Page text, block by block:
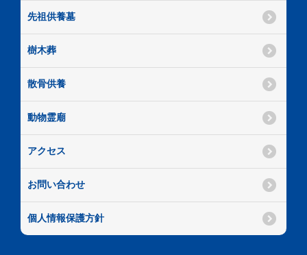
先祖供養墓
樹木葬
散骨供養
動物霊廟
アクセス
お問い合わせ
個人情報保護方針